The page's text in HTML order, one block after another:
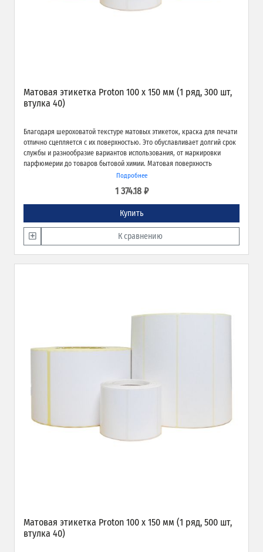
Матовая этикетка Proton 100 х 150 мм (1 ряд, 300 шт,
втулка 40)
Благодаря шероховатой текстуре матовых этикеток, краска для печати
отлично сцепляется с их поверхностью. Это обуславливает долгий срок
службы и разнообразие вариантов использования, от маркировки
парфюмерии до товаров бытовой химии. Матовая поверхность
обеспечивает превосходное качество печати и широкие возможности
Подробнее
1 374.18 ₽
Купить
К сравнению
Матовая этикетка Proton 100 х 150 мм (1 ряд, 500 шт,
втулка 40)